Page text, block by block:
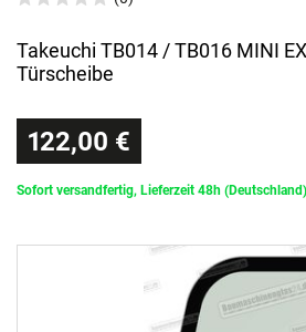
Takeuchi TB014 / TB016 MINI
Türscheibe
122,00 €
Sofort versandfertig, Lieferzeit 48h (Deutschland)